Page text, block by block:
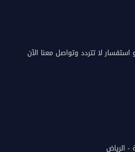
لا تتردد وتواصل معنا الآن
- الرياض